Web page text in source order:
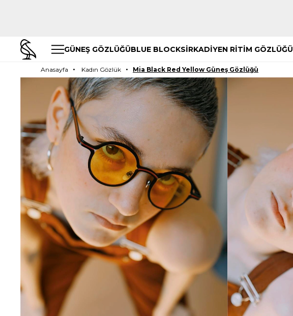
GÜNEŞ GÖZLÜĞÜBLUE BLOCKSİRKADİYEN RİTİM GÖZLÜĞÜ
Anasayfa Kadın Gözlük Mia Black Red Yellow Güneş Gözlüğü